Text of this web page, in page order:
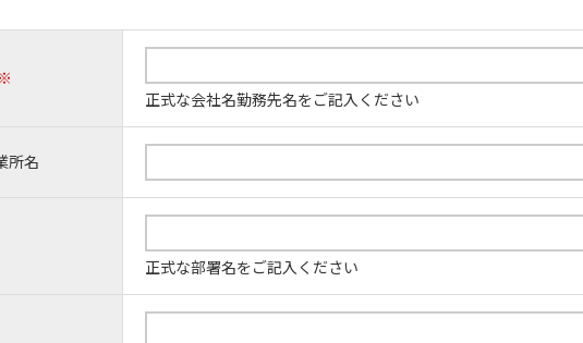
※
正式な会社名勤務先名をご記入ください
所名
正式な部署名をご記入ください